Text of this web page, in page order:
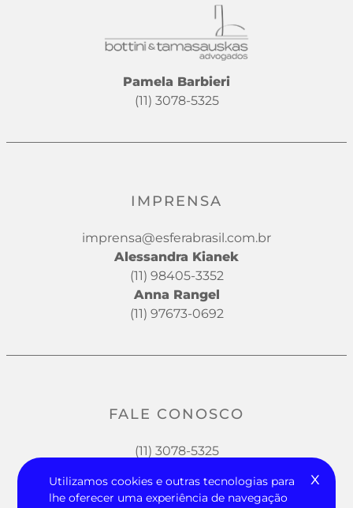
x
Utilizamos cookies e outras tecnologias para
lhe oferecer uma experiência de navegação
Pamela Barbieri
(11) 3078-5325
IMPRENSA
imprensa@esferabrasil.com.br
Alessandra Kianek
(11) 98405-3352
Anna Rangel
(11) 97673-0692
FALE CONOSCO
(11) 3078-5325